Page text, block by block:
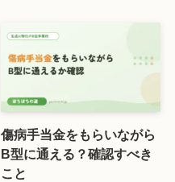
傷病手当金をもらいながら
B型に通える？確認すべき
こと